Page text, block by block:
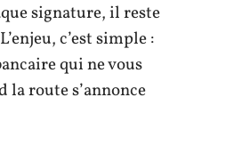
signature, il reste
c’est simple :
qui ne vous
la route s’annonce